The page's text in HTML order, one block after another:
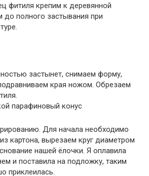
фитиля крепим к деревянной
до полного застывания при
застынет, снимаем форму,
края ножом. Обрезаем
парафиновый конус
Для начала необходимо
картона, вырезаем круг диаметром
нашей ёлочки. Я оплавила
и поставила на подложку, таким
приклеилась.